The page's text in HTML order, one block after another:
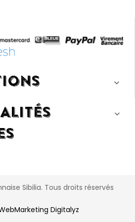


Sibilia. Tous droits réservés
Digitalyz